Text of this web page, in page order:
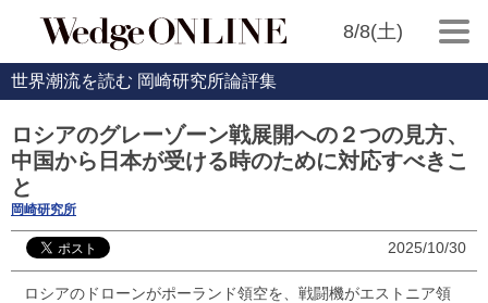
8/8(土)
世界潮流を読む 岡崎研究所論評集
ロシアのグレーゾーン戦展開への２つの見方、
中国から日本が受ける時のために対応すべきこ
と
岡崎研究所
2025/10/30
ロシアのドローンがポーランド領空を、戦闘機がエストニア領